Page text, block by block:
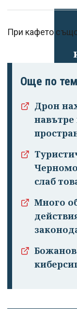
При кафето
Още по
Дрон
навътре
слаб
Много
Божанов